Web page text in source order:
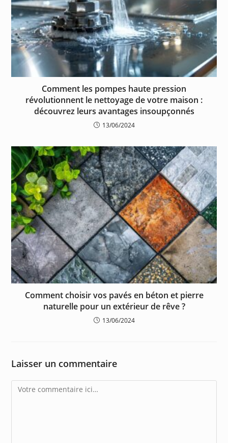
Comment les pompes haute pression
révolutionnent le nettoyage de votre maison :
découvrez leurs avantages insoupçonnés
13/06/2024
Comment choisir vos pavés en béton et pierre
naturelle pour un extérieur de rêve ?
13/06/2024
Laisser un commentaire